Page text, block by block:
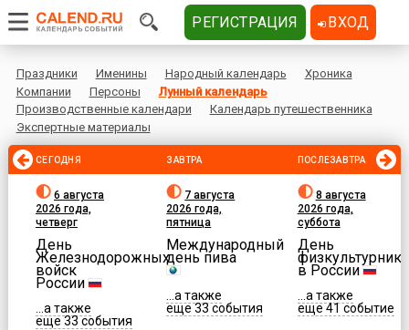
Праздники Именины Народный календарь
Хроника
Компании
Персоны
Лунный календарь
Производственные календари
Календарь путешественника
Экспертные материалы
СЕГОДНЯ
6 августа
2026 года,
четверг
День
Железнодорожных
войск
России
...а также
еще 33 события
ЗАВТРА
7 августа
2026 года,
пятница
Международный
день пива
...а также
еще 33 события
ПОСЛЕЗАВТРА
8 августа
2026 года,
суббота
День
физкультурника
в России
...а также
еще 41 событие
РЕГИСТРАЦИЯ ВХОД